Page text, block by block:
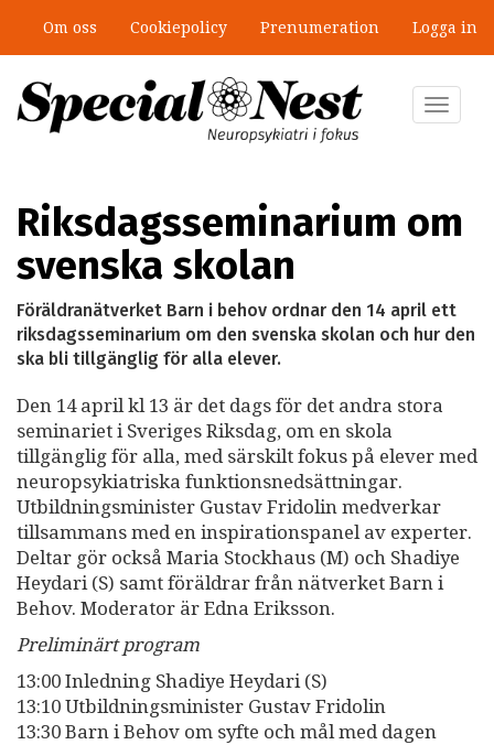
huvudinnehåll
Om oss Cookiepolicy Prenumeration Logga in
Toggle
Riksdagsseminarium om
svenska skolan
Föräldranätverket Barn i behov ordnar den 14 april ett
riksdagsseminarium om den svenska skolan och hur den
ska bli tillgänglig för alla elever.
Den 14 april kl 13 är det dags för det andra stora
seminariet i Sveriges Riksdag, om en skola
tillgänglig för alla, med särskilt fokus på elever med
neuropsykiatriska funktionsnedsättningar.
Utbildningsminister Gustav Fridolin medverkar
tillsammans med en inspirationspanel av experter.
Deltar gör också Maria Stockhaus (M) och Shadiye
Heydari (S) samt föräldrar från nätverket Barn i
Behov. Moderator är Edna Eriksson.
Preliminärt program
13:00 Inledning Shadiye Heydari (S)
13:10 Utbildningsminister Gustav Fridolin
13:30 Barn i Behov om syfte och mål med dagen
Mobbning vid autism och adhd: 4